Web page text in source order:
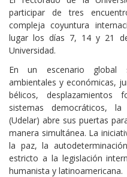
participar de tres
compleja coyuntura
lugar los días 7, 14 y 21
Universidad.
En un escenario global
ambientales y económicas,
bélicos,
sistemas democráticos,
(Udelar) abre sus puertas
manera simultánea. La
la paz, la
estricto a la legislación
humanista y latinoamericana.